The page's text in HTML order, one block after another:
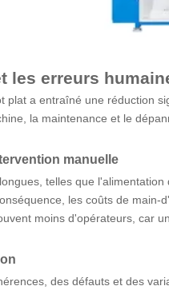
les erreurs
plat a entraîné une réduction
la maintenance et le
manuelle
telles que
les coûts de
moins d'opérateurs, car
des défauts et des